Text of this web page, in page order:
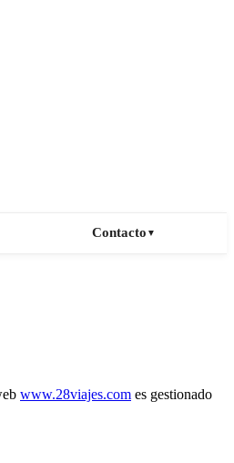
Contacto ▼
www.28viajes.com es gestionado